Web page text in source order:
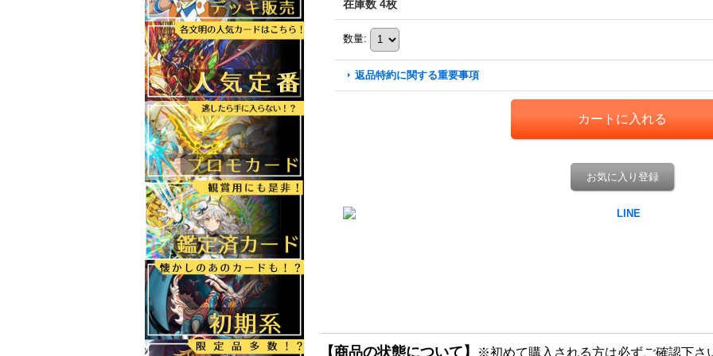
在庫数 4枚
数量:
返品特約に関する重要事項
お気に入り登録
【商品の状態について】 ※初めて購入される方は必ずご確認下さ